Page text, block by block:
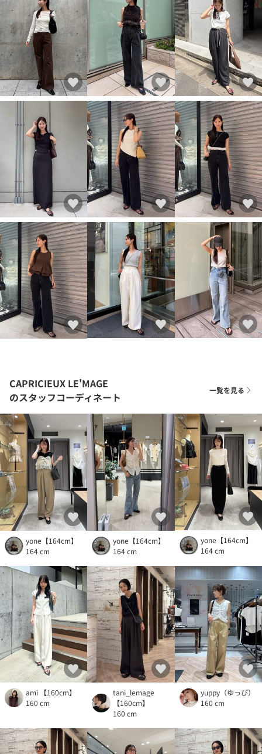
CAPRICIEUX LE'MAGE
のスタッフコーディネート
一覧を見る
yone【164cm】
164 cm
yone【164cm】
164 cm
yone【164cm】
164 cm
ami 【160cm】
160 cm
tani_lemage
【160cm】
160 cm
yuppy（ゆっぴ）
160 cm